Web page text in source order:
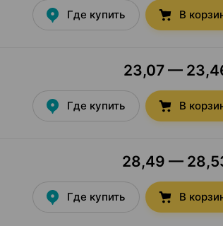
Где купить В
23,07 —
Где купить В
28,49 —
Где купить В